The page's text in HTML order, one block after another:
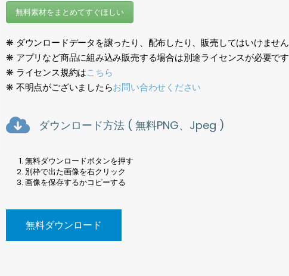
無料素材をまとめてすぐほしい
❋ ダウンロードデータを譲ったり、配布したり、販売してはいけません
❋ アプリなど商品に組み込み販売する場合は別途ライセンスが必要です
❋ ライセンス規約はこちら
❋ 不明点がございましたらお問い合わせください
ダウンロード方法 ( 無料PNG、Jpeg )
無料ダウンロードボタンを押す
別枠で出た画像を右クリック
画像を保存するかコピーする
無料ダウンロード